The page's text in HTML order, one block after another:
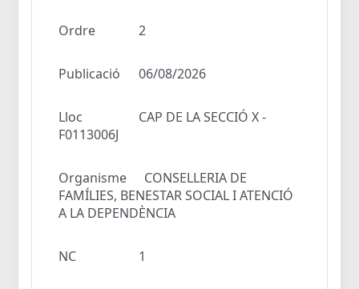
Ordre 2
Publicació 06/08/2026
Lloc
CAP DE LA SECCIÓ X -
F0113006J
Organisme
CONSELLERIA DE
FAMÍLIES, BENESTAR SOCIAL I ATENCIÓ
A LA DEPENDÈNCIA
NC 1